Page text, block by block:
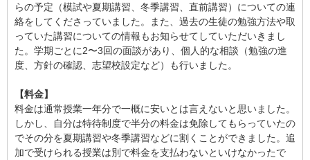
らの予定（模試や夏期講習、冬季講習、直前講習）についての連
絡をしてくださっていました。また、過去の生徒の勉強方法や取
っていた講習についての情報もお知らせてしていただいきまし
た。学期ごとに2〜3回の面談があり、個人的な相談（勉強の進
度、方針の確認、志望校設定など）も行いました。
【料金】
料金は通常授業一年分で一概に安いとは言えないと思いました。
しかし、自分は特待制度で半分の料金は免除してもらっていたの
でその分を夏期講習や冬季講習などに割くことができました。追
加で受けられる授業は別で料金を支払わないといけなかったで